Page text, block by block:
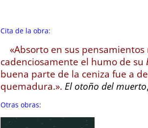
Cita de la obra:
«Absorto en sus
cadenciosamente el humo de su
buena parte de la ceniza fue a
quemadura.». El otoño del muerto
Otras obras: